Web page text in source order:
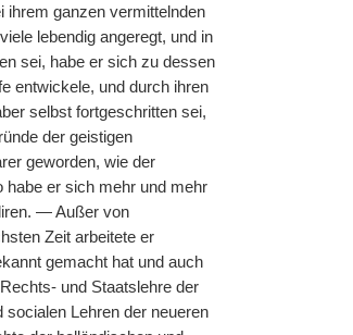
ihrem ganzen vermittelnden
lebendig angeregt, und in
sei, habe er sich zu dessen
entwickele, und durch ihren
selbst fortgeschritten sei,
der geistigen
geworden, wie der
habe er sich mehr und mehr
— Außer von
Zeit arbeitete er
gemacht hat und auch
und Staatslehre der
Lehren der neueren